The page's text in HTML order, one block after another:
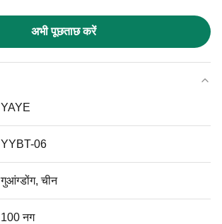
अभी पूछताछ करें
YAYE
YYBT-06
गुआंग्डोंग, चीन
100 नग